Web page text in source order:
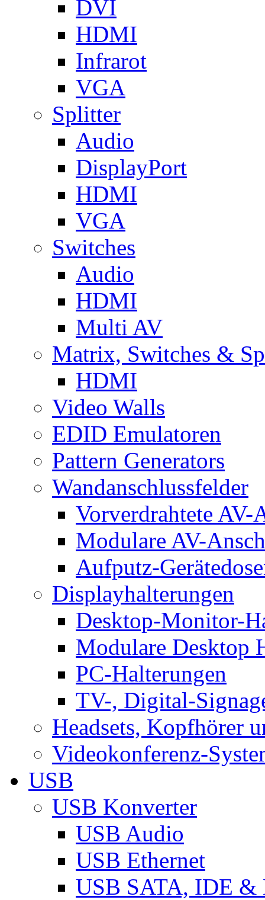
DVI
HDMI
Infrarot
VGA
Splitter
Audio
DisplayPort
HDMI
VGA
Switches
Audio
HDMI
Multi AV
Matrix, Switches &
HDMI
Video Walls
EDID Emulatoren
Pattern Generators
Wandanschlussfelder
Vorverdrahtete AV-
Modulare AV-
Aufputz-
Displayhalterungen
Desktop-Monitor-
Modulare Desktop
PC-Halterungen
TV-, Digital-
Headsets, Kopfhörer
Videokonferenz-
USB
USB Konverter
USB Audio
USB Ethernet
USB SATA, IDE &